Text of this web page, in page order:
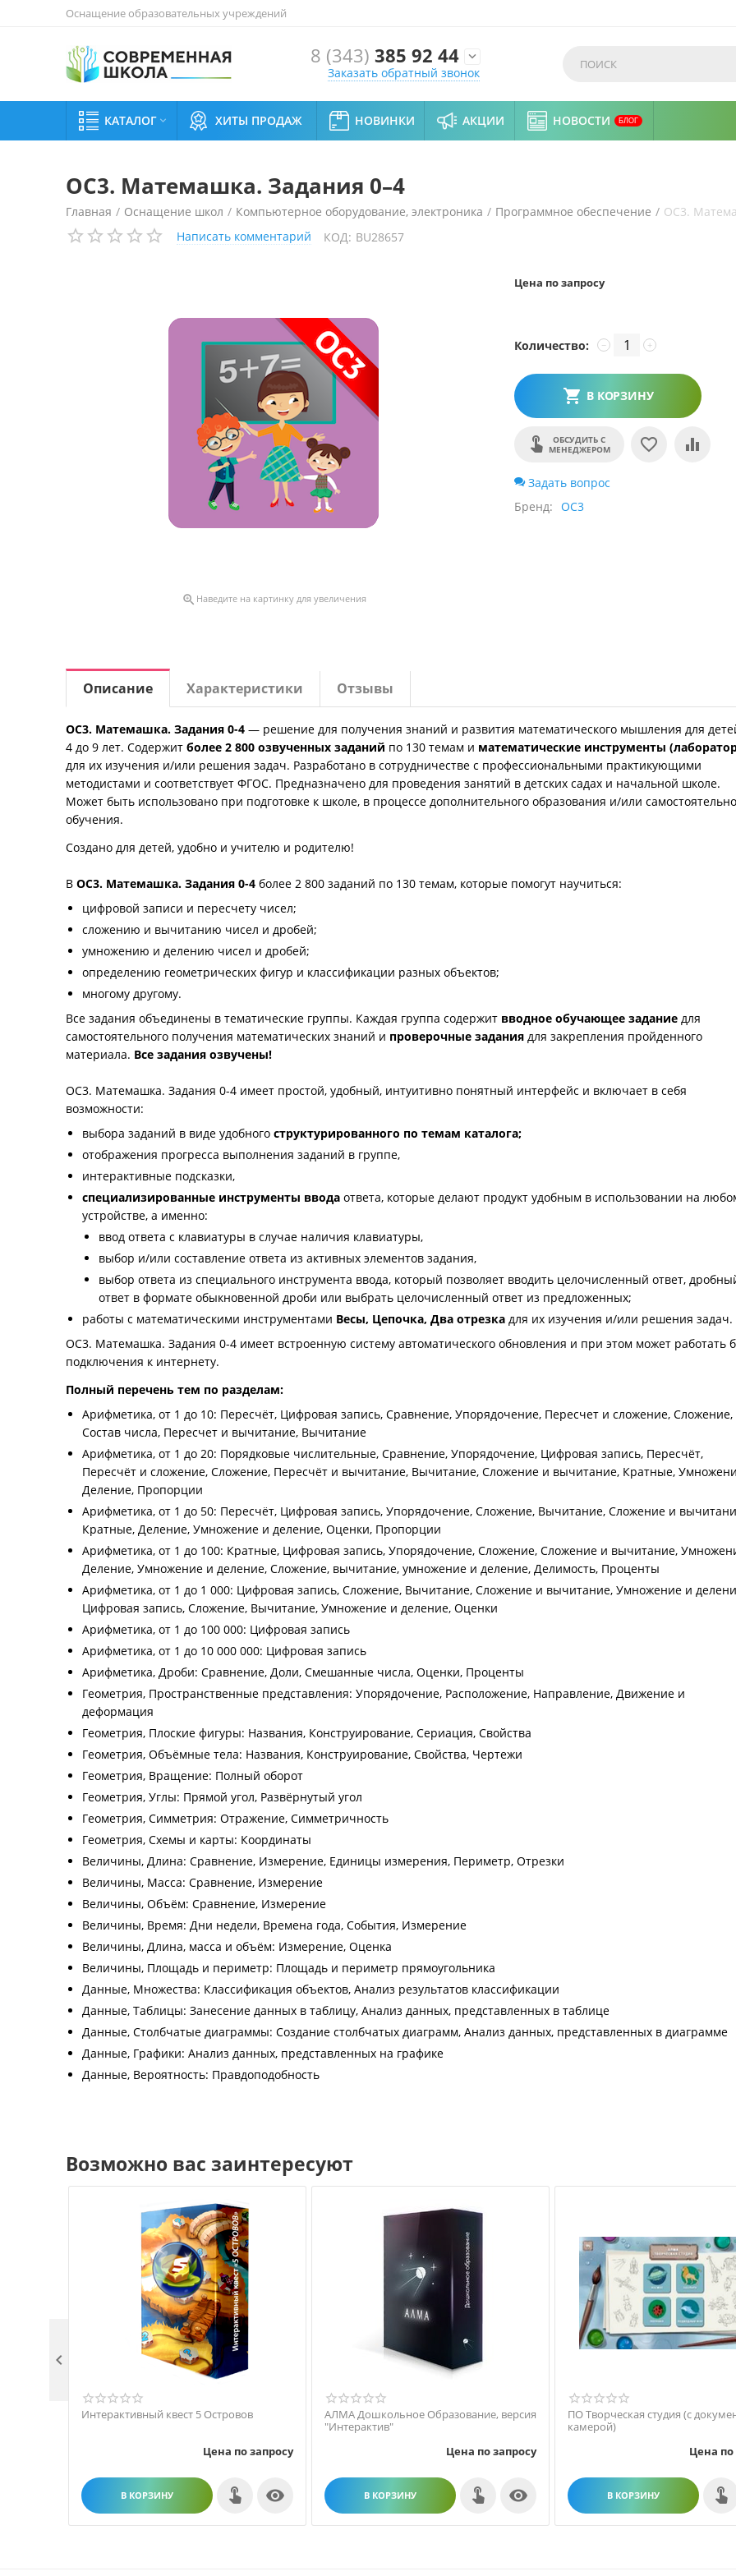
Оснащение образовательных учреждений
8 (343) 385 92 44 
Заказать обратный звонок
КАТАЛОГ  ХИТЫ ПРОДАЖ НОВИНКИ АКЦИИ НОВОСТИ БЛОГ
ОС3. Матемашка. Задания 0–4
Главная / Оснащение школ / Компьютерное оборудование, электроника / Программное обеспечение / ОС3.
Написать комментарий
КОД: BU28657
 Наведите на картинку для увеличения
Цена по запросу
Количество: +
−
В КОРЗИНУ
ОБСУДИТЬ С
МЕНЕДЖЕРОМ
Задать вопрос
Бренд
ОС3
Описание Характеристики Отзывы
ОС3. Матемашка. Задания 0-4 — решение для получения знаний и развития математического мышления для
4 до 9 лет. Содержит более 2 800 озвученных заданий по 130 темам и математические инструменты
для их изучения и/или решения задач. Разработано в сотрудничестве с профессиональными практикующими
методистами и соответствует ФГОС. Предназначено для проведения занятий в детских садах и начальной школе.
Может быть использовано при подготовке к школе, в процессе дополнительного образования и/или
обучения.
Создано для детей, удобно и учителю и родителю!
В ОС3. Матемашка. Задания 0-4 более 2 800 заданий по 130 темам, которые помогут научиться:
цифровой записи и пересчету чисел;
сложению и вычитанию чисел и дробей;
умножению и делению чисел и дробей;
определению геометрических фигур и классификации разных объектов;
многому другому.
Все задания объединены в тематические группы. Каждая группа содержит вводное обучающее задание для
самостоятельного получения математических знаний и проверочные задания для закрепления пройденного
материала. Все задания озвучены!
ОС3. Матемашка. Задания 0-4 имеет простой, удобный, интуитивно понятный интерфейс и включает в себя
возможности:
выбора заданий в виде удобного структурированного по темам каталога;
отображения прогресса выполнения заданий в группе,
интерактивные подсказки,
специализированные инструменты ввода ответа, которые делают продукт удобным в использовании на
устройстве, а именно:
ввод ответа с клавиатуры в случае наличия клавиатуры,
выбор и/или составление ответа из активных элементов задания,
выбор ответа из специального инструмента ввода, который позволяет вводить целочисленный ответ,
ответ в формате обыкновенной дроби или выбрать целочисленный ответ из предложенных;
работы с математическими инструментами Весы, Цепочка, Два отрезка для их изучения и/или решения задач.
ОС3. Матемашка. Задания 0-4 имеет встроенную систему автоматического обновления и при этом может работать
подключения к интернету.
Полный перечень тем по разделам:
Арифметика, от 1 до 10: Пересчёт, Цифровая запись, Сравнение, Упорядочение, Пересчет и сложение, Сложение,
Состав числа, Пересчет и вычитание, Вычитание
Арифметика, от 1 до 20: Порядковые числительные, Сравнение, Упорядочение, Цифровая запись, Пересчёт,
Пересчёт и сложение, Сложение, Пересчёт и вычитание, Вычитание, Сложение и вычитание, Кратные,
Деление, Пропорции
Арифметика, от 1 до 50: Пересчёт, Цифровая запись, Упорядочение, Сложение, Вычитание, Сложение и
Кратные, Деление, Умножение и деление, Оценки, Пропорции
Арифметика, от 1 до 100: Кратные, Цифровая запись, Упорядочение, Сложение, Сложение и вычитание,
Деление, Умножение и деление, Сложение, вычитание, умножение и деление, Делимость, Проценты
Арифметика, от 1 до 1 000: Цифровая запись, Сложение, Вычитание, Сложение и вычитание, Умножение и
Цифровая запись, Сложение, Вычитание, Умножение и деление, Оценки
Арифметика, от 1 до 100 000: Цифровая запись
Арифметика, от 1 до 10 000 000: Цифровая запись
Арифметика, Дроби: Сравнение, Доли, Смешанные числа, Оценки, Проценты
Геометрия, Пространственные представления: Упорядочение, Расположение, Направление, Движение и
деформация
Геометрия, Плоские фигуры: Названия, Конструирование, Сериация, Свойства
Геометрия, Объёмные тела: Названия, Конструирование, Свойства, Чертежи
Геометрия, Вращение: Полный оборот
Геометрия, Углы: Прямой угол, Развёрнутый угол
Геометрия, Симметрия: Отражение, Симметричность
Геометрия, Схемы и карты: Координаты
Величины, Длина: Сравнение, Измерение, Единицы измерения, Периметр, Отрезки
Величины, Масса: Сравнение, Измерение
Величины, Объём: Сравнение, Измерение
Величины, Время: Дни недели, Времена года, События, Измерение
Величины, Длина, масса и объём: Измерение, Оценка
Величины, Площадь и периметр: Площадь и периметр прямоугольника
Данные, Множества: Классификация объектов, Анализ результатов классификации
Данные, Таблицы: Занесение данных в таблицу, Анализ данных, представленных в таблице
Данные, Столбчатые диаграммы: Создание столбчатых диаграмм, Анализ данных, представленных в диаграмме
Данные, Графики: Анализ данных, представленных на графике
Данные, Вероятность: Правдоподобность
Возможно вас заинтересуют
Интерактивный квест 5 Островов
Цена по запросу
В КОРЗИНУ 
АЛМА Дошкольное Образование, версия
"Интерактив"
Цена по запросу
В КОРЗИНУ 
ПО Творческая студия (с
камерой)
Цена по
В КОРЗИНУ
